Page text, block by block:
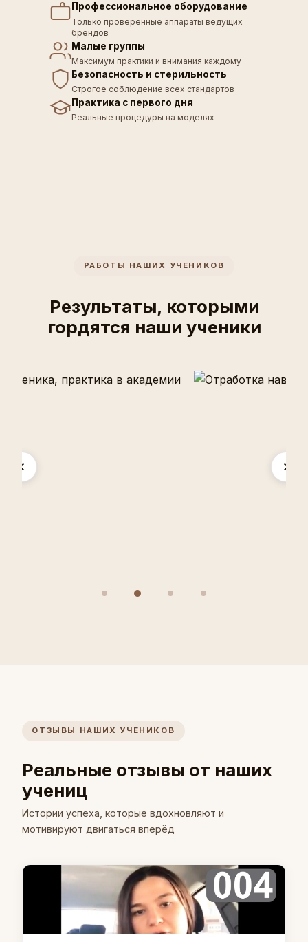
Профессиональное оборудование
Только проверенные аппараты ведущих
брендов
Малые группы
Максимум практики и внимания каждому
Безопасность и стерильность
Строгое соблюдение всех стандартов
Практика с первого дня
Реальные процедуры на моделях
РАБОТЫ НАШИХ УЧЕНИКОВ
Результаты, которыми
гордятся наши ученики
ОТЗЫВЫ НАШИХ УЧЕНИКОВ
Реальные отзывы от наших
учениц
Истории успеха, которые вдохновляют и
мотивируют двигаться вперёд